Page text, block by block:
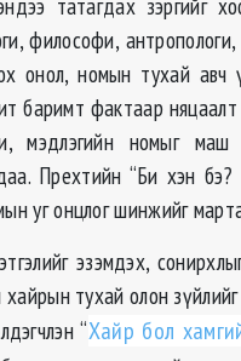
философи,
онол, номын тухай
баримт фактаар
мэдлэгийн номыг маш
Прехтийн “Би хэн бэ?
уг онцлог шинжийг
эзэмдэх,
тухай олон
“Хайр бол